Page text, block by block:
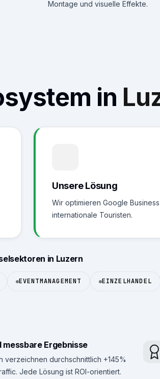
Montage und visuelle Effekte.
in
Unsere Lösung
Wir optimieren Google
internationale Touristen.
in Luzern
EVENTMANAGEMENT EINZELHANDEL
messbare Ergebnisse
verzeichnen durchschnittlich +145%
Jede Lösung ist ROI-orientiert.